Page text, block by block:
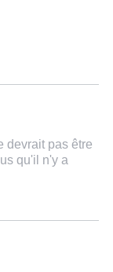
devrait pas être
qu'il n'y a